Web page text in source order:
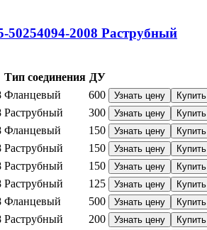
50254094-2008 Раструбный
Тип соединения ДУ
Фланцевый 600 Узнать цену Купить
Раструбный 300 Узнать цену Купить
Фланцевый 150 Узнать цену Купить
Раструбный 150 Узнать цену Купить
Раструбный 150 Узнать цену Купить
Раструбный 125 Узнать цену Купить
Фланцевый 500 Узнать цену Купить
Раструбный 200 Узнать цену Купить